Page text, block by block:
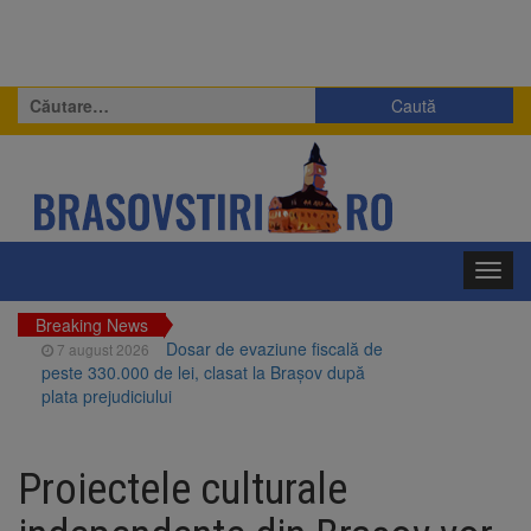
Caută
după:
Breaking News
7 august 2026
Dosar de evaziune fiscală de
peste 330.000 de lei, clasat la Brașov după
plata prejudiciului
sistarea plăților către Brai-Cata și Comprest.
Motivul: platforme de gunoi neigienizate
Proiectele culturale